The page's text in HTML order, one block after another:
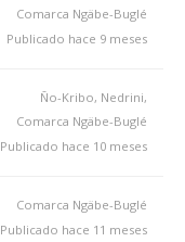
Comarca Ngäbe-Buglé
Publicado hace 9 meses
Ño-Kribo, Nedrini,
Comarca Ngäbe-Buglé
Publicado hace 10 meses
Comarca Ngäbe-Buglé
Publicado hace 11 meses